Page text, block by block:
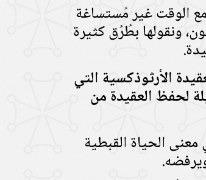
الوقت غير مُستساغة
جدًّا مثل كيرياليسون، ونقولها بطُرُق كثيرة
الأرثوذكسية التي
لحفظ العقيدة من
الحياة القبطية